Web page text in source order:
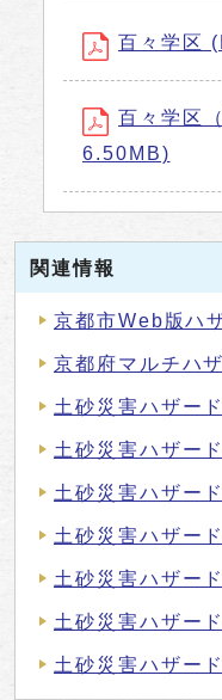
百々学区
百々学区
6.50MB)
関連情報
京都市Web版ハ
京都府マルチハ
土砂災害ハザー
土砂災害ハザー
土砂災害ハザー
土砂災害ハザー
土砂災害ハザー
土砂災害ハザー
土砂災害ハザー